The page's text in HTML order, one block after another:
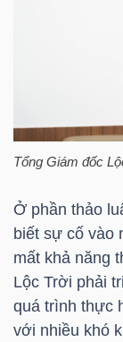
Tổng Giám đốc
Ở phần thảo
biết sự cố vào
mất khả năng
Lộc Trời phải
quá trình thực
với nhiều khó
TÍCH
VĨ